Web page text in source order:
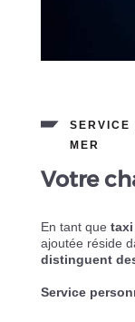
SERVICE
MER
Votre
En tant que taxi
ajoutée réside
distinguent
Service